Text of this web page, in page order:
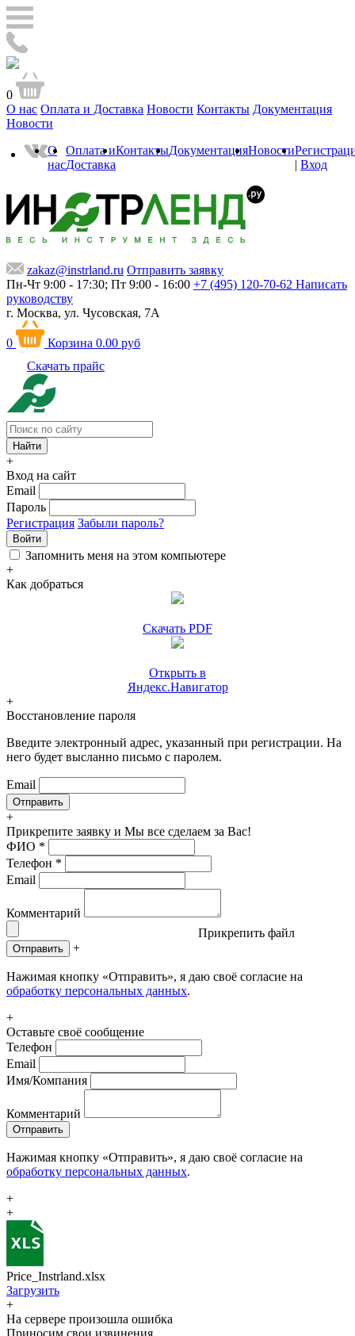
0
О нас Оплата и Доставка Новости Контакты Документация
Новости
О
нас
Оплата и
Доставка
КонтактыДокументацияНовости
| Вход
zakaz@instrland.ru Отправить заявку
Пн-Чт 9:00 - 17:30; Пт 9:00 - 16:00 +7 (495) 120-70-62 Написать
руководству
г. Москва, ул. Чусовская, 7А
0 Корзина 0.00 руб
Скачать прайс
+
Вход на сайт
Email
Пароль
Регистрация Забыли пароль?
Войти
Запомнить меня на этом компьютере
+
Как добраться
Скачать PDF
Открыть в
Яндекс.Навигатор
+
Восстановление пароля
Введите электронный адрес, указанный при регистрации. На
него будет высланно письмо с паролем.
Email
+
Прикрепите заявку и Мы все сделаем за Вас!
ФИО *
Телефон *
Email
Комментарий
Прикрепить файл
Отправить +
Нажимая кнопку «Отправить», я даю своё согласие на
обработку персональных данных.
+
Оставьте своё сообщение
Телефон
Email
Имя/Компания
Комментарий
Отправить
Нажимая кнопку «Отправить», я даю своё согласие на
обработку персональных данных.
+
+
Price_Instrland.xlsx
Загрузить
+
На сервере произошла ошибка
Приносим свои извинения.